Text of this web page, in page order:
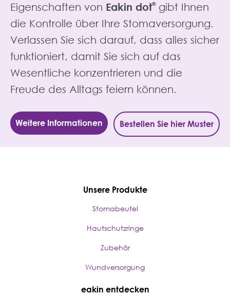
Eigenschaften von Eakin dot®gibt Ihnen
die Kontrolle über Ihre Stomaversorgung.
Verlassen Sie sich darauf, dass alles sicher
funktioniert, damit Sie sich auf das
Wesentliche konzentrieren und die
Freude des Alltags feiern können.
Weitere Informationen Bestellen Sie hier Muster
Unsere Produkte
Stomabeutel
Hautschutzringe
Zubehör
Wundversorgung
eakin entdecken